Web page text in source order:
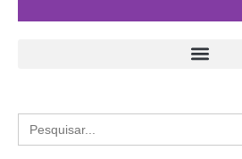
Search
for: